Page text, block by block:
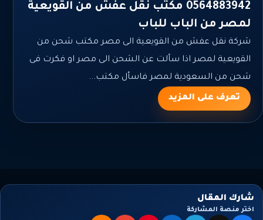
0564883942 مكتب نقل عفش من القويعية
لمصر من الباب للباب
شركة نقل عفش من القويعية الى مصر مكتب شحن من
القويعية لمصر اذا سألت عن الشحن الى مصر او فكرت فى
شحن من السعودية لمصر فاسأل مكتب...
تعرف على المزيد
شارك المقال
اختر منصة المشاركة